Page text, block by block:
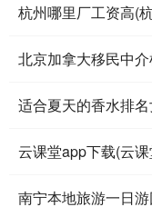
杭州哪里厂工资高(
北京加拿大移民中
适合夏天的香水排
云课堂app下载(云
南宁本地旅游一日